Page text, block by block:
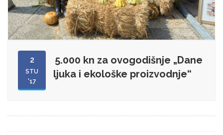
2
STU
'17
5.000 kn za ovogodišnje „Dane
ljuka i ekološke proizvodnje“